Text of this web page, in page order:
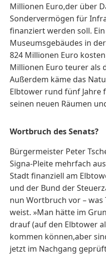
Millionen Euro,der über
Sondervermögen für
finanziert werden soll.
Museumsgebäudes in
824 Millionen Euro
Millionen Euro teurer als
Außerdem käme das
Elbtower rund fünf Jahre
seinen neuen Räumen
Wortbruch des Senats?
Bürgermeister Peter
Signa-Pleite mehrfach
Stadt finanziell am
und der Bund der
nun Wortbruch vor – was
weist. »Man hätte im
drauf (auf den Elbtower
kommen können,aber
jetzt im Nachgang